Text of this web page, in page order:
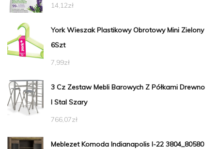
14,12zł
York Wieszak Plastikowy Obrotowy Mini Zielony
6Szt
7,99zł
3 Cz Zestaw Mebli Barowych Z Półkami Drewno
I Stal Szary
766,07zł
Meblezet Komoda Indianapolis I-22 3804_80580